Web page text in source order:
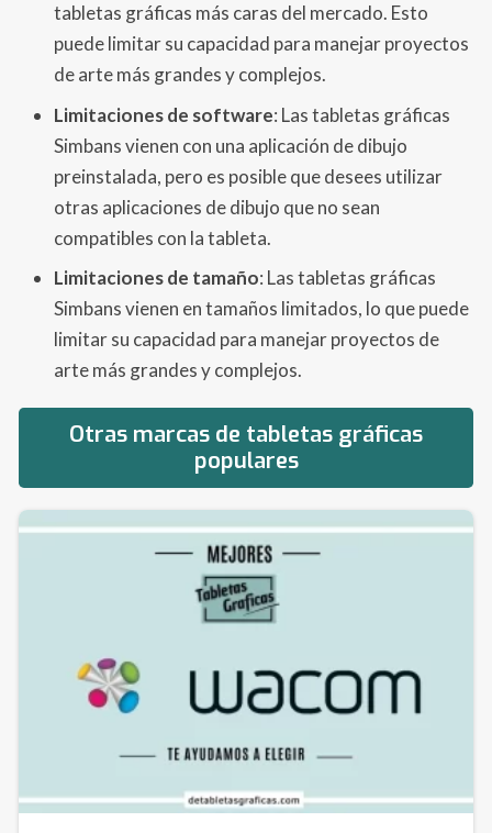
tabletas gráficas más caras del mercado. Esto
puede limitar su capacidad para manejar proyectos
de arte más grandes y complejos.
Limitaciones de software: Las tabletas gráficas
Simbans vienen con una aplicación de dibujo
preinstalada, pero es posible que desees utilizar
otras aplicaciones de dibujo que no sean
compatibles con la tableta.
Limitaciones de tamaño: Las tabletas gráficas
Simbans vienen en tamaños limitados, lo que puede
limitar su capacidad para manejar proyectos de
arte más grandes y complejos.
Otras marcas de tabletas gráficas
populares